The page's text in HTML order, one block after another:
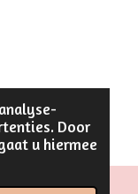
Door
u hiermee